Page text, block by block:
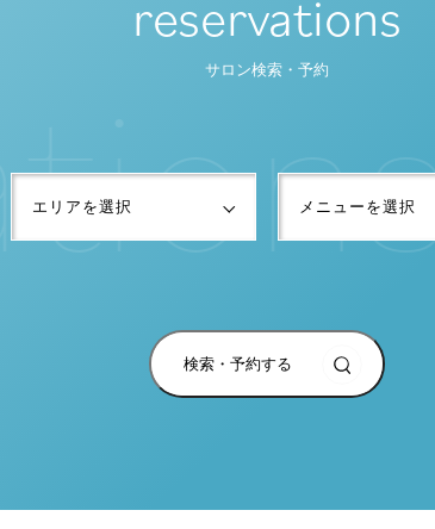
reservations
サロン検索・予約
検索・予約する
tions